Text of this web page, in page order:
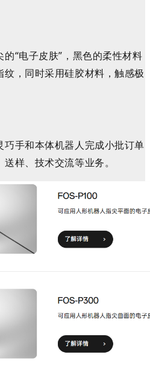
的“电子皮肤” ， 黑色的柔性材料
纹 ，同时采用硅胶材料，触感极
巧手和本体机器人完成小批订单
送样、技术交流等业务。